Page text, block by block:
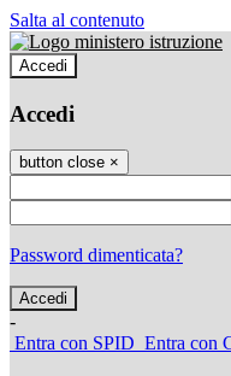
Salta al contenuto
Accedi
Accedi
button close ×
Password dimenticata?
-
Entra con SPID Entra con